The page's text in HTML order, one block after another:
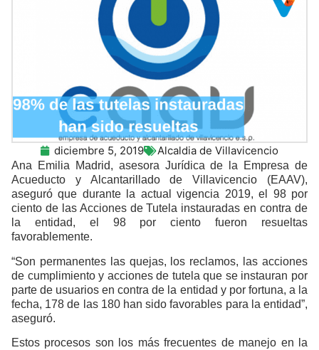
diciembre 5, 2019 Alcaldia de Villavicencio
Ana Emilia Madrid, asesora Jurídica de la Empresa de
Acueducto y Alcantarillado de Villavicencio (EAAV),
aseguró que durante la actual vigencia 2019, el 98 por
ciento de las Acciones de Tutela instauradas en contra de
la entidad, el 98 por ciento fueron resueltas
favorablemente.
“Son permanentes las quejas, los reclamos, las acciones
de cumplimiento y acciones de tutela que se instauran por
parte de usuarios en contra de la entidad y por fortuna, a la
fecha, 178 de las 180 han sido favorables para la entidad”,
aseguró.
Estos procesos son los más frecuentes de manejo en la